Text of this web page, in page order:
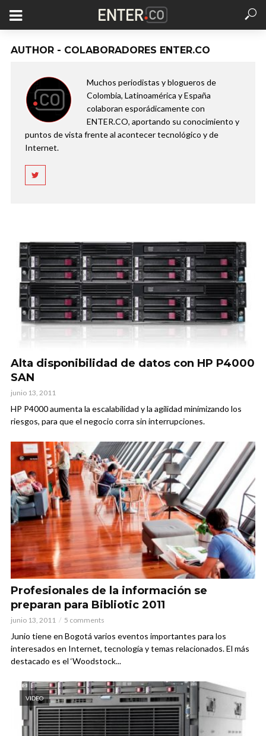
AUTHOR - COLABORADORES ENTER.CO
Muchos periodistas y blogueros de
Colombia, Latinoamérica y España
colaboran esporádicamente con
ENTER.CO, aportando su conocimiento y
puntos de vista frente al acontecer tecnológico y de
Internet.
Alta disponibilidad de datos con HP P4000
SAN
junio 13, 2011
HP P4000 aumenta la escalabilidad y la agilidad minimizando los
riesgos, para que el negocio corra sin interrupciones.
Profesionales de la información se
preparan para Bibliotic 2011
junio 13, 2011 5 comments
Junio tiene en Bogotá varios eventos importantes para los
interesados en Internet, tecnología y temas relacionados. El más
destacado es el ‘Woodstock...
VIDEO